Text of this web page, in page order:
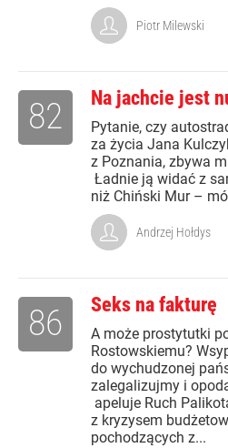
Piotr Milewski
Na jachcie jest
Pytanie, czy
za życia Jana
z Poznania, zbywa
Ładnie ją widać z
niż Chiński Mur –
82
Andrzej Hołdys
Seks na fakturę
A może prostytutki
Rostowskiemu?
do wychudzonej
zalegalizujmy i
apeluje Ruch
z kryzysem
pochodzących z...
86